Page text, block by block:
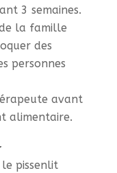
3 semaines.
la famille
des
personnes
avant
alimentaire.
pissenlit